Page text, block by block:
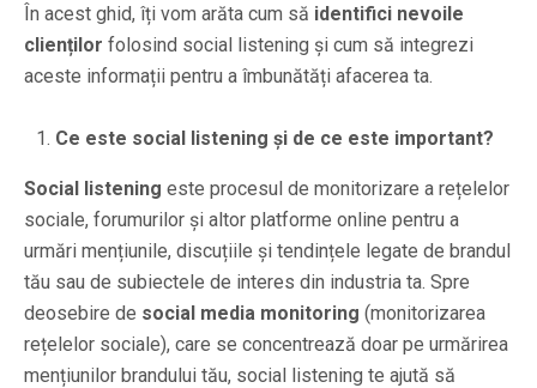
În acest ghid, îți vom arăta cum să identifici nevoile
clienților folosind social listening și cum să integrezi
aceste informații pentru a îmbunătăți afacerea ta.
Ce este social listening și de ce este important?
Social listening este procesul de monitorizare a rețelelor
sociale, forumurilor și altor platforme online pentru a
urmări mențiunile, discuțiile și tendințele legate de brandul
tău sau de subiectele de interes din industria ta. Spre
deosebire de social media monitoring (monitorizarea
rețelelor sociale), care se concentrează doar pe urmărirea
mențiunilor brandului tău, social listening te ajută să